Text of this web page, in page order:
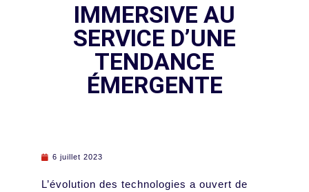
IMMERSIVE AU
SERVICE D’UNE
TENDANCE
ÉMERGENTE
6 juillet 2023
L’évolution des technologies a ouvert de